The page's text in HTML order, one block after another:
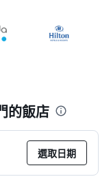
的飯店
選取日期